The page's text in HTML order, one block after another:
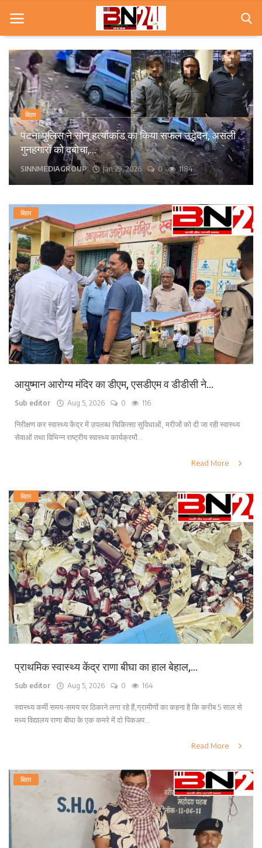
Home
खबरे
खेल
करियर
स्त्री
राज्य
कृषि
मूवी मसाला
लाइफ स्टाइल
पर्यटन
धर्म
अन्य
बिहार
पटना पुलिस ने सोनू हत्याकांड का किया सफल उद्भेदन, असली
गुनहगारों को दबोचा,...
SINNMEDIAGROUP Jan 29, 2026 0 1184
बिहार
आयुष्मान आरोग्य मंदिर का डीएम, एसडीएम व डीडीसी ने...
Sub editor Aug 5, 2026 0 116
निरीक्षण कर स्वास्थ्य केंद्र में उपलब्ध चिकित्सा सुविधाओं, मरीजों को दी जा रही स्वास्थ्य
सेवाओं तथा विभिन्न राष्ट्रीय स्वास्थ्य कार्यक्रमों...
Read More
बिहार
प्राथमिक स्वास्थ्य केंद्र राणा बीघा का हाल बेहाल,...
Sub editor Aug 5, 2026 0 164
स्वास्थ्य कर्मी समय-समय पर ठिकाने लगा रहे हैं,ग्रामीणों का कहना है कि करीब 5 साल से
मध्य विद्यालय राणा बीघा के एक कमरे में दो पिकअप...
Read More
बिहार